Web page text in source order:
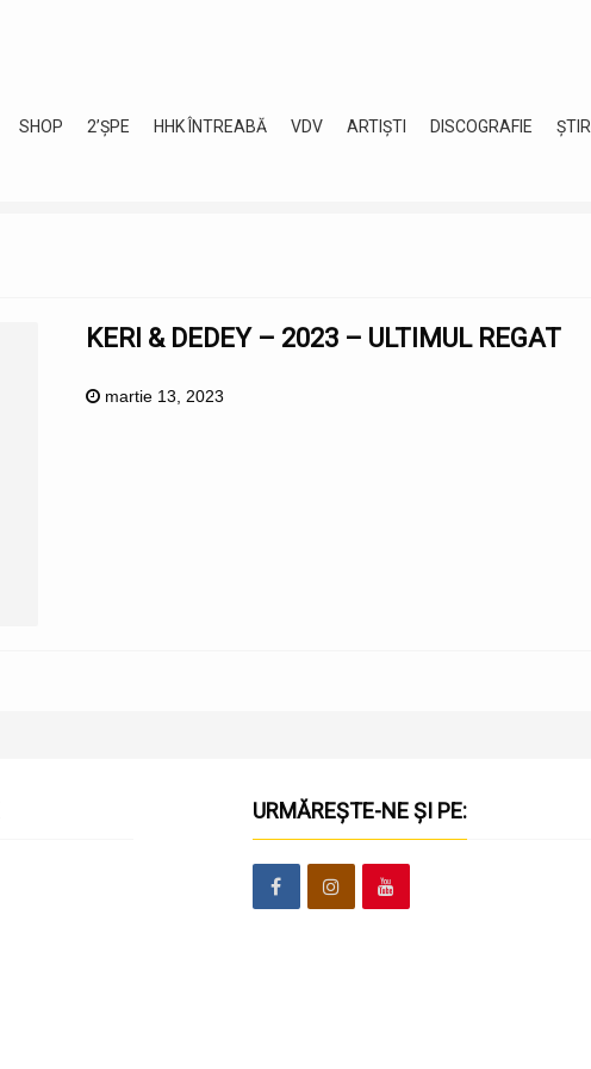
SHOP 2’ȘPE HHK ÎNTREABĂ VDV ARTIȘTI DISCOGRAFIE ȘTIRI
KERI & DEDEY – 2023 – ULTIMUL REGAT
martie 13, 2023
URMĂREȘTE-NE ȘI PE: